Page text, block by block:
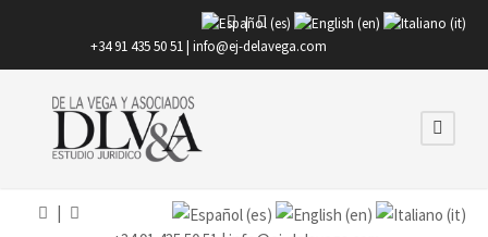
|
+34 91 435 50 51 | info@ej-delavega.com